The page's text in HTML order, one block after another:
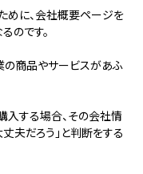
めに、会社概要ページを
のです。
の商品やサービスがあふ
する場合、その会社情
夫だろう」と判断をする